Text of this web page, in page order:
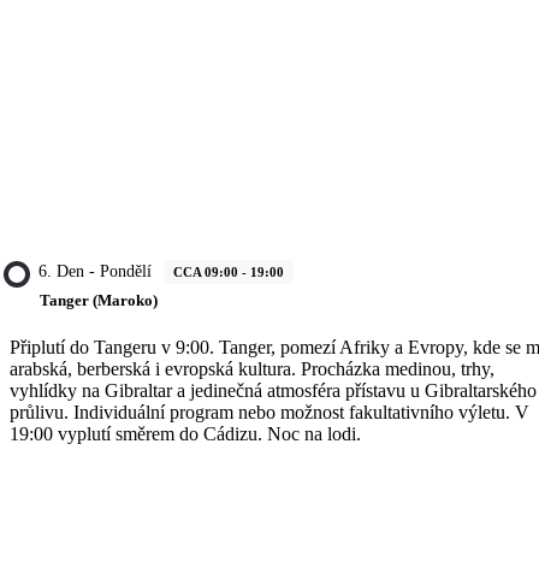
6. Den - Pondělí CCA 09:00 - 19:00
Tanger (Maroko)
Připlutí do Tangeru v 9:00. Tanger, pomezí Afriky a Evropy, kde se
arabská, berberská i evropská kultura. Procházka medinou, trhy,
vyhlídky na Gibraltar a jedinečná atmosféra přístavu u Gibraltarského
průlivu. Individuální program nebo možnost fakultativního výletu. V
19:00 vyplutí směrem do Cádizu. Noc na lodi.